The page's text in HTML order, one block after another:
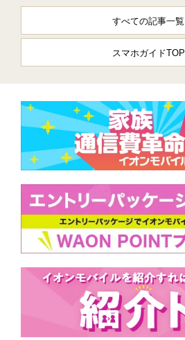
すべての記事一覧
スマホガイドTOP